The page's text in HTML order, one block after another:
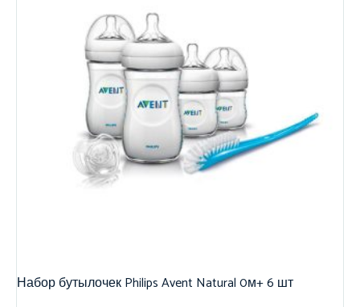
Набор бутылочек Philips Avent Natural 0м+ 6 шт